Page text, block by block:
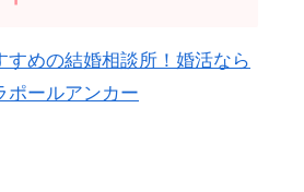
すめの結婚相談所！婚活なら
ポールアンカー